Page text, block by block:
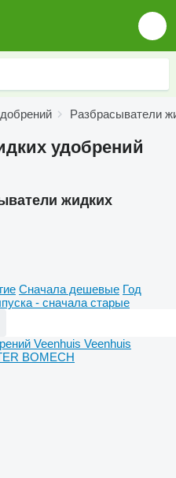
Разбрасыватели
удобрений
жидких
Сначала дешевые Год
- сначала старые